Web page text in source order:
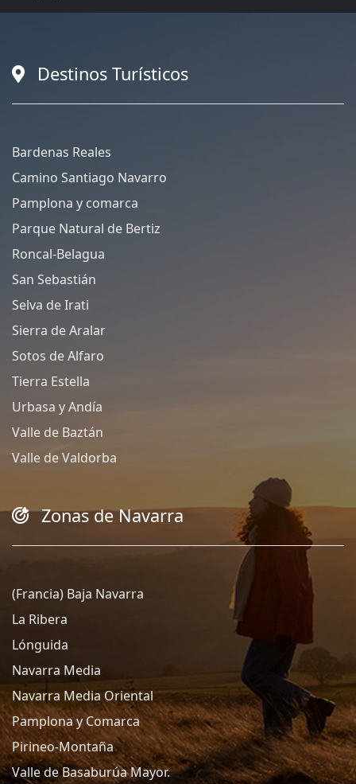
Destinos Turísticos
Bardenas Reales
Camino Santiago Navarro
Pamplona y comarca
Parque Natural de Bertiz
Roncal-Belagua
San Sebastián
Selva de Irati
Sierra de Aralar
Sotos de Alfaro
Tierra Estella
Urbasa y Andía
Valle de Baztán
Valle de Valdorba
Zonas de Navarra
(Francia) Baja Navarra
La Ribera
Lónguida
Navarra Media
Navarra Media Oriental
Pamplona y Comarca
Pirineo-Montaña
Valle de Basaburúa Mayor.